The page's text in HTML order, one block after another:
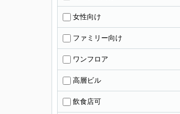
女性向け
ファミリー向け
ワンフロア
高層ビル
飲食店可